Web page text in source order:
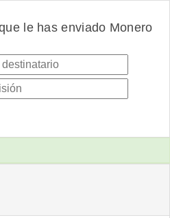
le has enviado Monero